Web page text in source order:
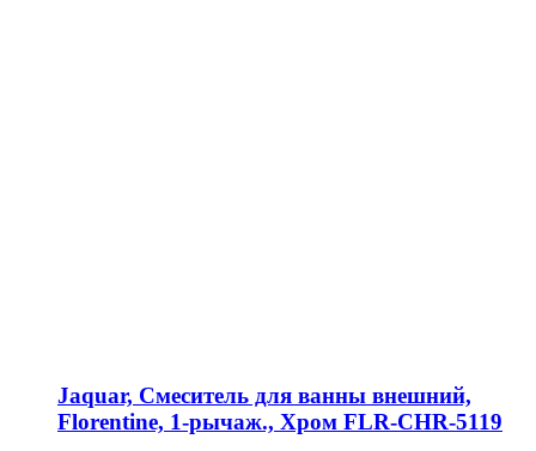
Jaquar, Смеситель для ванны внешний,
Florentine, 1-рычаж., Хром FLR-CHR-5119